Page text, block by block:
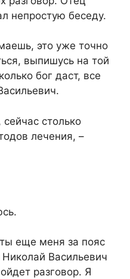
непростую беседу.
это уже точно
выпишусь на той
бог даст, все
столько
лечения, –
еще меня за пояс
Васильевич
разговор. Я